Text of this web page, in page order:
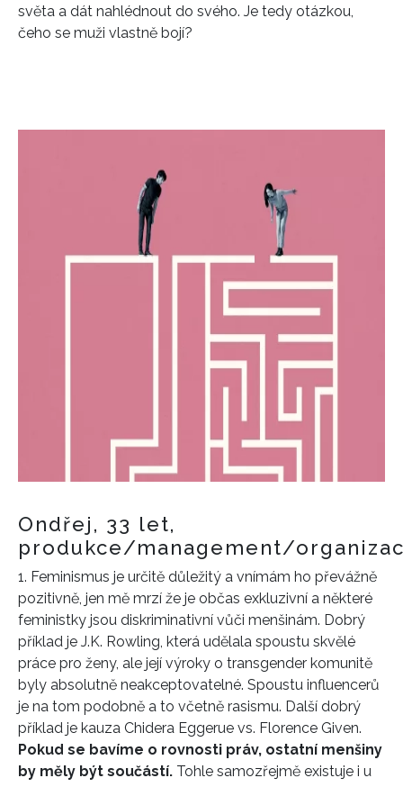
světa a dát nahlédnout do svého. Je tedy otázkou,
čeho se muži vlastně bojí?
Ondřej, 33 let,
produkce/management/
1. Feminismus je určitě důležitý a vnímám ho převážně
pozitivně, jen mě mrzí že je občas exkluzivní a některé
feministky jsou diskriminativní vůči menšinám. Dobrý
příklad je J.K. Rowling, která udělala spoustu skvělé
práce pro ženy, ale její výroky o transgender komunitě
byly absolutně neakceptovatelné. Spoustu influencerů
je na tom podobně a to včetně rasismu. Další dobrý
příklad je kauza Chidera Eggerue vs. Florence Given.
Pokud se bavíme o rovnosti práv, ostatní menšiny
by měly být součástí. Tohle samozřejmě existuje i u